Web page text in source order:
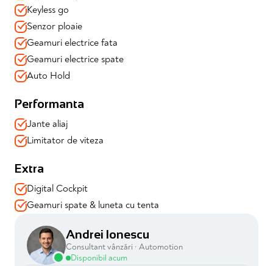
Keyless go
Senzor ploaie
Geamuri electrice fata
Geamuri electrice spate
Auto Hold
Performanta
Jante aliaj
Limitator de viteza
Extra
Digital Cockpit
Geamuri spate & luneta cu tenta
Andrei Ionescu
Consultant vânzări · Automotion
Disponibil acum